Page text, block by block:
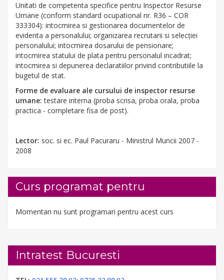
Unitati de competenta specifice pentru Inspector Resurse
Umane (conform standard ocupational nr. R36 – COR
333304): intocmirea si gestionarea documentelor de
evidenta a personalului; organizarea recrutarii si selecţiei
personalului; intocmirea dosarului de pensionare;
intocmirea statului de plata pentru personalul incadrat;
intocmirea si depunerea declaratiilor privind contributiile la
bugetul de stat.
Forme de evaluare ale cursului de inspector resurse
umane: testare interna (proba scrisa, proba orala, proba
practica - completare fisa de post).
Lector: soc. si ec. Paul Pacuraru - Ministrul Muncii 2007 -
2008
Curs programat pentru
Momentan nu sunt programari pentru acest curs
Intratest Bucuresti